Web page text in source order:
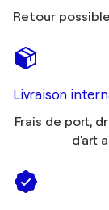
Retour
Livraison
Frais de port,
d'art